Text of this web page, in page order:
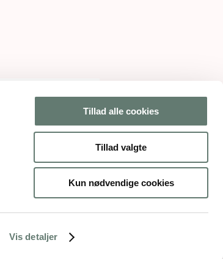
Vis detaljer
Tillad alle cookies
Tillad valgte
Kun nødvendige cookies